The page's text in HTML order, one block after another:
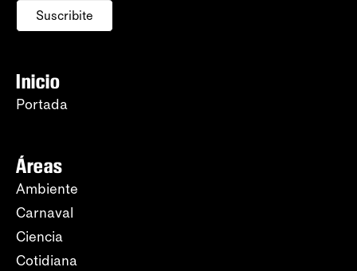
Suscribite
Inicio
Portada
Áreas
Ambiente
Carnaval
Ciencia
Cotidiana